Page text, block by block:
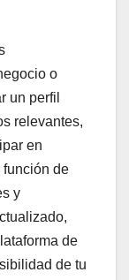
o
un perfil
relevantes,
en
de
y
de
de tu